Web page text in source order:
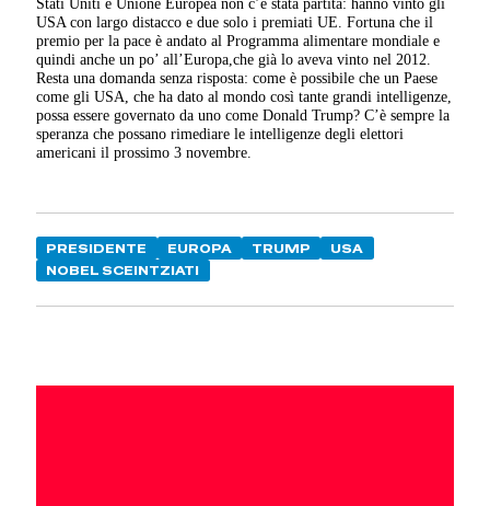
USA con largo distacco e due solo i premiati UE. Fortuna che il
premio per la pace è andato al Programma alimentare mondiale e
quindi anche un po’ all’Europa,che già lo aveva vinto nel 2012.
Resta una domanda senza risposta: come è possibile che un Paese
come gli USA, che ha dato al mondo così tante grandi intelligenze,
possa essere governato da uno come Donald Trump? C’è sempre la
speranza che possano rimediare le intelligenze degli elettori
americani il prossimo 3 novembre.
PRESIDENTE EUROPA TRUMP
USA
NOBEL SCEINTZIATI